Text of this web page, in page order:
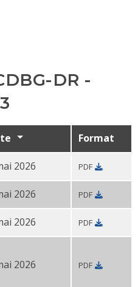
DR -
Format
DR-Amendement 3
2026 PDF
DR - Amendement 3
2026 PDF
DR - Amendement 3
2026 PDF
en chinois)
2026 PDF